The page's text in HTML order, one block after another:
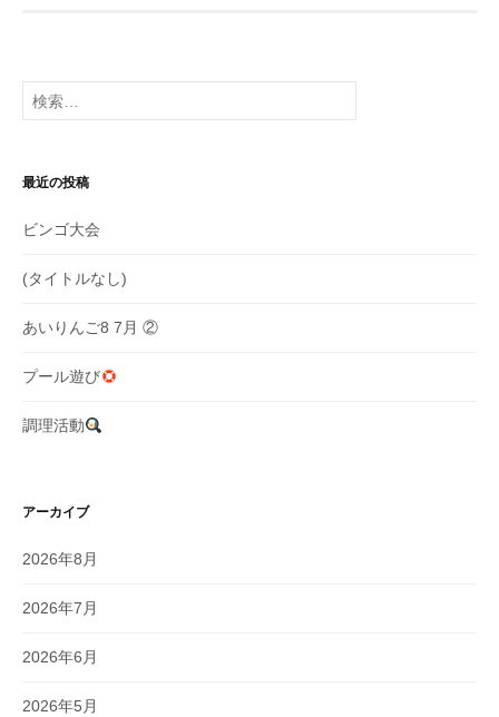
ー
ョ
ン
検
索:
最近の投稿
ビンゴ大会
(タイトルなし)
あいりんご8 7月 ②
プール遊び
調理活動
アーカイブ
2026年8月
2026年7月
2026年6月
2026年5月